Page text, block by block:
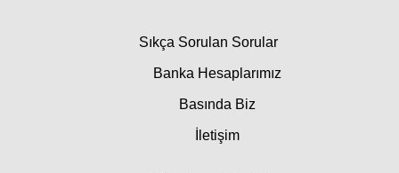
Sıkça Sorulan Sorular
Banka Hesaplarımız
Basında Biz
İletişim